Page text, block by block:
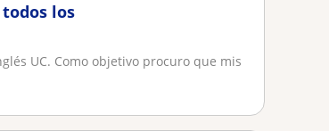
los
UC. Como objetivo procuro que mis